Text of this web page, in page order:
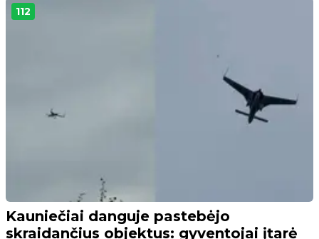
112
Kauniečiai danguje pastebėjo
skraidančius objektus: gyventojai įtarė